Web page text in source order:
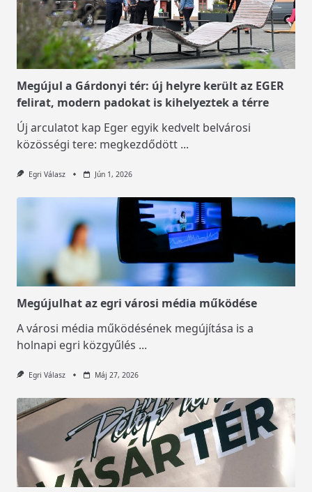
Megújul a Gárdonyi tér: új helyre került az EGER
felirat, modern padokat is kihelyeztek a térre
Új arculatot kap Eger egyik kedvelt belvárosi
közösségi tere: megkezdődött ...
Egri Válasz Jún 1, 2026
Megújulhat az egri városi média működése
A városi média működésének megújítása is a
holnapi egri közgyűlés ...
Egri Válasz Máj 27, 2026